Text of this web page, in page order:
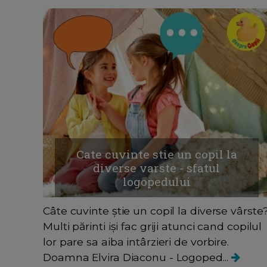
Cate cuvinte stie un copil la
diverse varste - sfatul
logopedului
Câte cuvinte știe un copil la diverse
Multi părinti iși fac griji atunci cand copilul
lor pare sa aiba intârzieri de vorbire.
Doamna Elvira Diaconu - Logoped...